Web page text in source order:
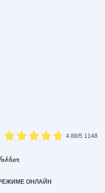
4.88/5 1148
ОНЛАЙН